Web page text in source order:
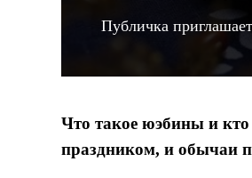
Публичка
Что такое юэбины и
праздником, и обычаи